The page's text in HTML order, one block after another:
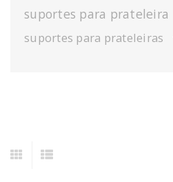
suportes para prateleira
suportes para prateleiras